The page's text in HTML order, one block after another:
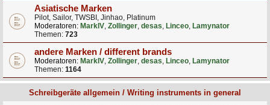
Asiatische Marken
Pilot, Sailor, TWSBI, Jinhao, Platinum
Moderatoren: MarkIV, Zollinger, desas, Linceo, Lamynator
Themen: 723
andere Marken / different brands
Moderatoren: MarkIV, Zollinger, desas, Linceo, Lamynator
Themen: 1164
Schreibgeräte allgemein / Writing instruments in general